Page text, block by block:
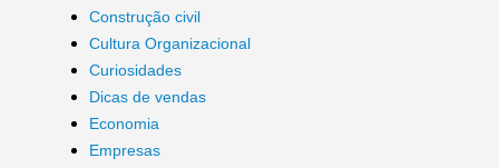
Construção civil
Cultura Organizacional
Curiosidades
Dicas de vendas
Economia
Empresas